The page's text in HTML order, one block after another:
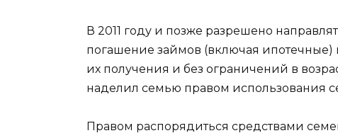
В 2011 году и позже разрешено
погашение займов (включая
их получения и без ограничений в
наделил семью правом использования
Правом распорядиться средствами